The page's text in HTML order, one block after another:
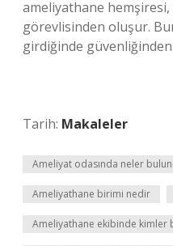
ameliyathane
görevlisinden oluşur.
girdiğinde
Tarih: Makaleler
Ameliyat odasında neler
Ameliyathane birimi nedir
Ameliyathane ekibinde kimler